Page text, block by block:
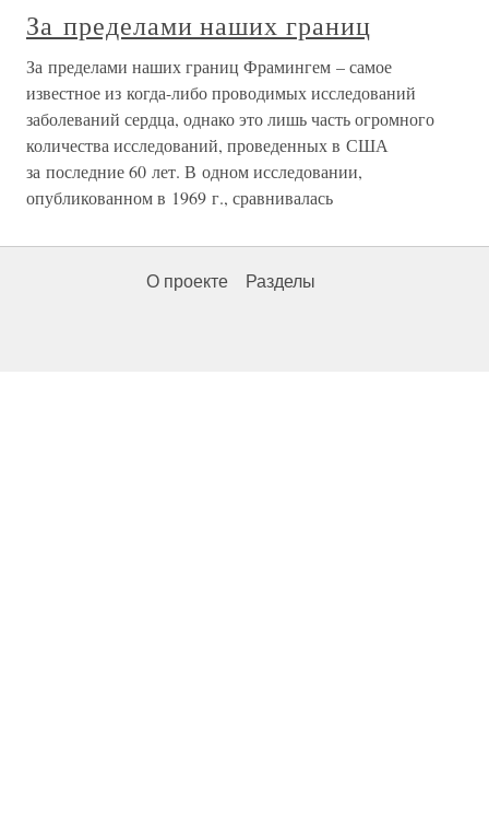
За пределами наших границ
За пределами наших границ Фрамингем – самое
известное из когда-либо проводимых исследований
заболеваний сердца, однако это лишь часть огромного
количества исследований, проведенных в США
за последние 60 лет. В одном исследовании,
опубликованном в 1969 г., сравнивалась
О проекте Разделы